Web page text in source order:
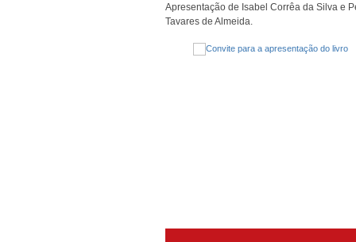
Apresentação de Isabel Corrêa da Silva e
Tavares de Almeida.